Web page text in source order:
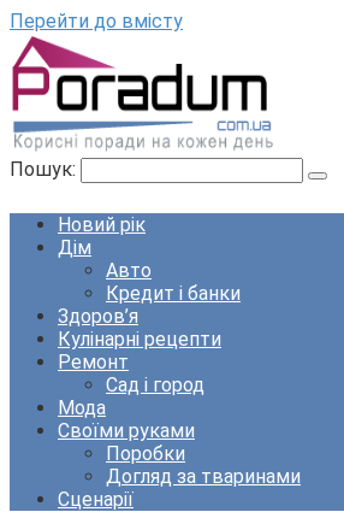
Перейти до вмісту
Пошук:
Новий рік
Дім
Авто
Кредит і банки
Здоров’я
Кулінарні рецепти
Ремонт
Сад і город
Мода
Своїми руками
Поробки
Догляд за тваринами
Сценарії